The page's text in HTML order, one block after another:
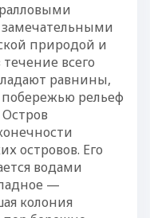
природой и
всего
равнины,
рельеф
островов. Его
водами
—
колония